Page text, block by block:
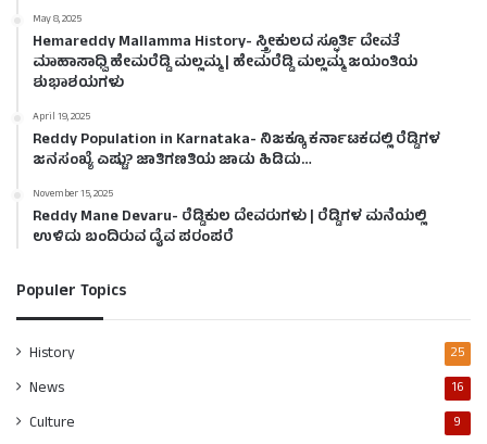
May 8, 2025
Hemareddy Mallamma History- ಸ್ತ್ರೀಕುಲದ ಸ್ಫೂರ್ತಿ ದೇವತೆ
ಮಾಹಾಸಾಧ್ವಿ ಹೇಮರೆಡ್ಡಿ ಮಲ್ಲಮ್ಮ | ಹೇಮರೆಡ್ಡಿ ಮಲ್ಲಮ್ಮ ಜಯಂತಿಯ
ಶುಭಾಶಯಗಳು
April 19, 2025
Reddy Population in Karnataka- ನಿಜಕ್ಕೂ ಕರ್ನಾಟಕದಲ್ಲಿ ರೆಡ್ಡಿಗಳ
ಜನಸಂಖ್ಯೆ ಎಷ್ಟು? ಜಾತಿಗಣತಿಯ ಜಾಡು ಹಿಡಿದು…
November 15, 2025
Reddy Mane Devaru- ರೆಡ್ಡಿಕುಲ ದೇವರುಗಳು | ರೆಡ್ಡಿಗಳ ಮನೆಯಲ್ಲಿ
ಉಳಿದು ಬಂದಿರುವ ದೈವ ಪರಂಪರೆ
Populer Topics
History 25
News 16
Culture 9